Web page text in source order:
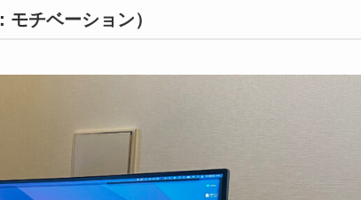
チベーション）